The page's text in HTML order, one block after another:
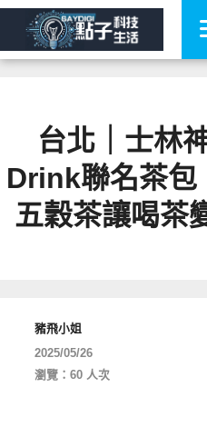
台北｜士林
Drink聯名茶包
五穀茶讓喝茶
豬飛小姐
2025/05/26
瀏覽：60 人次